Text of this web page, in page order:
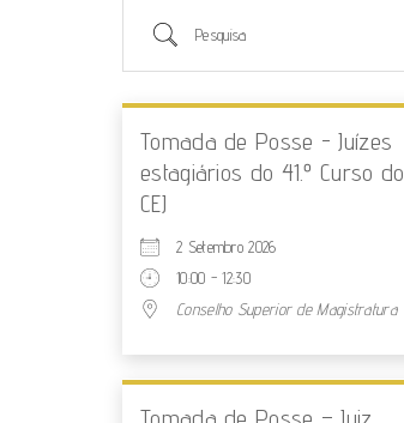
Tomada de Posse - Juízes
estagiários do 41.º Curso do
CEJ
2 Setembro 2026
10:00 - 12:30
Conselho Superior de Magistratura